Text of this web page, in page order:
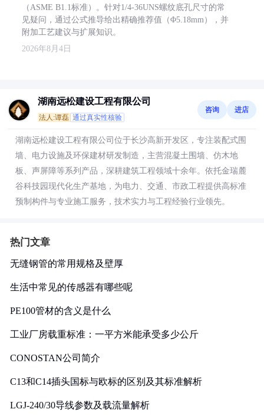
（ASME B1.1标准）。针对1/4-36UNS螺纹底孔尺寸的常
见疑问，通过公式推导给出精确推荐值（Φ5.18mm），并
附加工艺建议与扩展知识。
2026年8月4日
湖南远松建设工程有限公司
法人:谭磊 通过真实性核验
咨询 进店
湖南远松建设工程有限公司位于长沙高新开发区，专注装配式围
墙、电力设施及环保建材研发制造，主营混凝土围墙、仿木地
板、声屏障等系列产品，深耕建筑工程领域十余年。依托金瑞麓
谷科技园现代化生产基地，为电力、交通、市政工程提供高标准
预制构件与专业施工服务，技术实力与工程经验行业领先。
热门文章
无缝钢管的常用规格及壁厚
生活中常见的传感器有哪些呢
PE100管材的含义是什么
工业厂房载重标准：一平方米能承受多少公斤
CONOSTAN公司简介
C13和C14插头国标与欧标的区别及其标准解析
LGJ-240/30导线参数及载流量解析